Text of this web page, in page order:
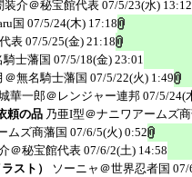
装介＠秘宝館代表07/5/23(水) 13:12
国 07/5/24(木) 17:18
表 07/5/25(金) 21:18
士藩国 07/5/18(金) 23:01
＠無名騎士藩国 07/5/22(火) 1:49
華一郎＠レンジャー連邦 07/5/24(
頼の品 乃亜I型＠ナニワアームズ
ムズ商藩国 07/6/5(火) 0:52
＠秘宝館代表 07/6/2(土) 14:58
スト）
ソーニャ＠世界忍者国 07/